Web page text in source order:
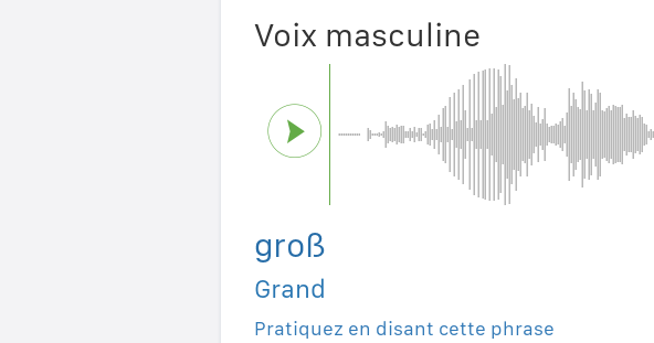
Voix masculine
groß
Grand
Pratiquez en disant cette phrase